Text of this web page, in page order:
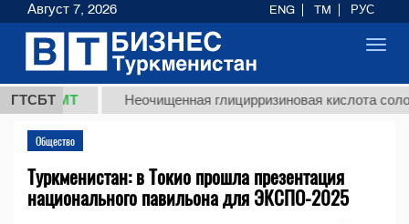
ГТСБТ Неочищенная глицирризиновая кислота
Общество
Туркменистан: в Токио прошла презентация
национального павильона для ЭКСПО-2025
Август 7, 2026 ENG TM РУС